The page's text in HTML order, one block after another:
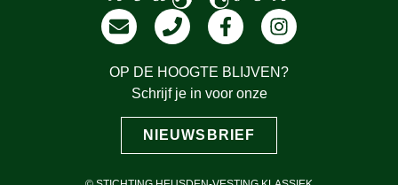
OP DE HOOGTE BLIJVEN?
Schrijf je in voor onze
NIEUWSBRIEF